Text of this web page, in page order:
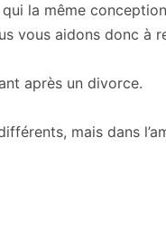
la même
vous aidons donc à
après un divorce.
mais dans